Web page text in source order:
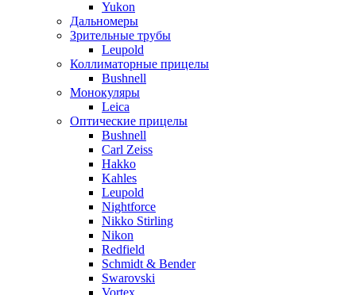
Yukon
Дальномеры
Зрительные трубы
Leupold
Коллиматорные прицелы
Bushnell
Монокуляры
Leica
Оптические прицелы
Bushnell
Carl Zeiss
Hakko
Kahles
Leupold
Nightforce
Nikko Stirling
Nikon
Redfield
Schmidt & Bender
Swarovski
Vortex